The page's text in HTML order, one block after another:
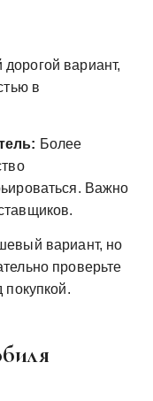
вариант,
в
Более
Важно
вариант, но
проверьте
покупкой.